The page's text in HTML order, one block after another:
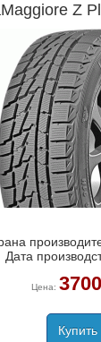
Z
Дата
Цена: 3700
Купить